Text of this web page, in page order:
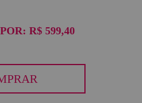
POR: R$ 599,40